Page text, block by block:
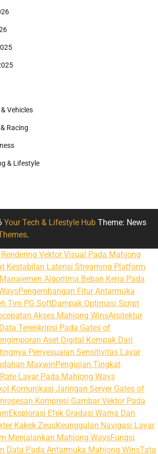
Vehicles
Racing
& Lifestyle
Your Tech & Lifestyle Hub Theme: News
.
Vektor Visual Pada Mahjong
Kestabilan Latensi Streaming Platform
Algoritma Beban Kerja Pada
Pengembangan Fitur Antarmuka
Tim PG SoftDampak Optimasi Script
Akses Mahjong WinsArsitektur
Terenkripsi Pada Gates of
Aset Digital Kompak Dari
Penyesuaian Sensitivitas Layar
MaxwinPengujian Tingkat
Layar Pada Mahjong Ways
Komunikasi Jaringan Server Gates of
Kompresi Gambar Vektor Pada
Eksplorasi Efek Gradasi Warna Dan
Kakek ZeusKeunggulan Navigasi Layar
Menjalankan Mahjong WaysFungsi
Data Pada Antarmuka Mahjong WinsTata